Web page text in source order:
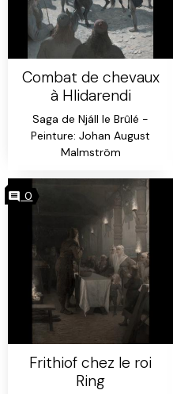
Combat de chevaux
à Hlidarendi
Saga de Njáll le Brûlé -
Peinture: Johan August
Malmström
0
Frithiof chez le roi
Ring